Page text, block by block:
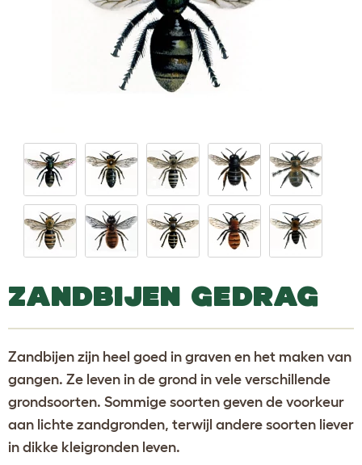
ZANDBIJEN GEDRAG
Zandbijen zijn heel goed in graven en het maken van
gangen. Ze leven in de grond in vele verschillende
grondsoorten. Sommige soorten geven de voorkeur
aan lichte zandgronden, terwijl andere soorten liever
in dikke kleigronden leven.